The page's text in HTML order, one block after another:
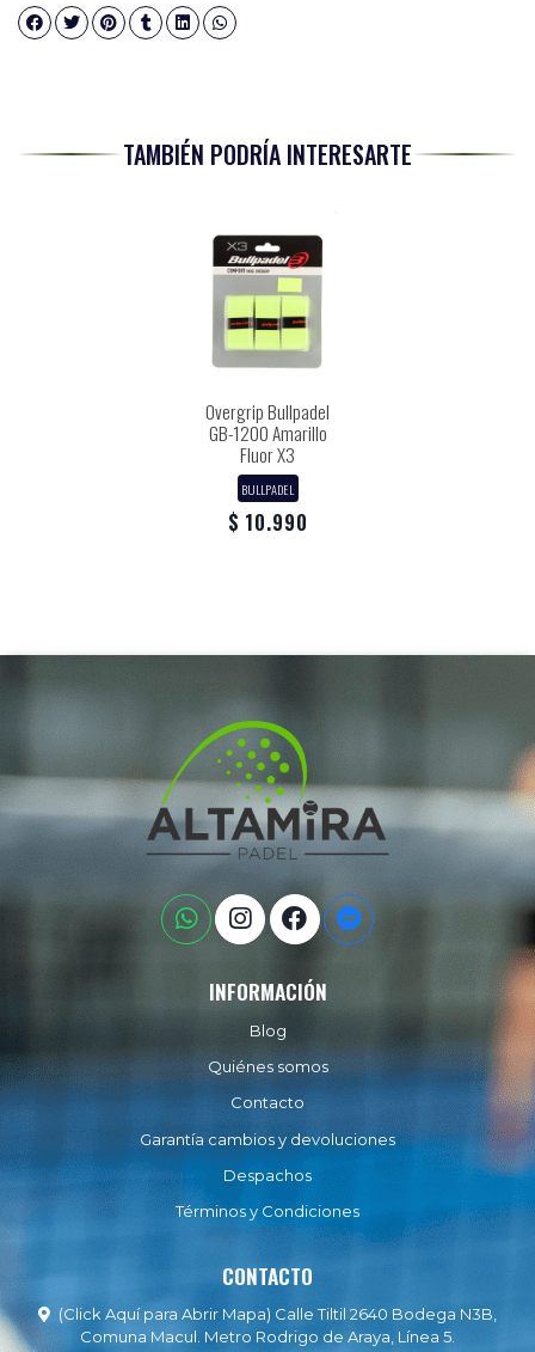
TAMBIÉN PODRÍA INTERESARTE
Overgrip Bullpadel
GB-1200 Amarillo
Fluor X3
BULLPADEL
$ 10.990
INFORMACIÓN
Blog
Quiénes somos
Contacto
Garantía cambios y devoluciones
Despachos
Términos y Condiciones
CONTACTO
(Click Aquí para Abrir Mapa) Calle Tiltil 2640 Bodega N3B,
Comuna Macul. Metro Rodrigo de Araya, Línea 5.